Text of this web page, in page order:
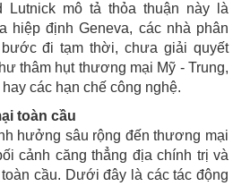
Lutnick mô tả thỏa thuận này là
hiệp định Geneva, các nhà phân
đi tạm thời, chưa giải quyết
thâm hụt thương mại Mỹ - Trung,
các hạn chế công nghệ.
toàn cầu
hưởng sâu rộng đến thương mại
cảnh căng thẳng địa chính trị và
cầu. Dưới đây là các tác động